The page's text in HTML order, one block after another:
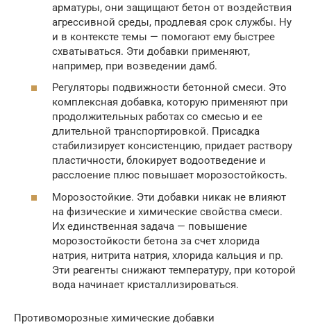
арматуры, они защищают бетон от воздействия
агрессивной среды, продлевая срок службы. Ну
и в контексте темы — помогают ему быстрее
схватываться. Эти добавки применяют,
например, при возведении дамб.
Регуляторы подвижности бетонной смеси. Это
комплексная добавка, которую применяют при
продолжительных работах со смесью и ее
длительной транспортировкой. Присадка
стабилизирует консистенцию, придает раствору
пластичности, блокирует водоотведение и
расслоение плюс повышает морозостойкость.
Морозостойкие. Эти добавки никак не влияют
на физические и химические свойства смеси.
Их единственная задача — повышение
морозостойкости бетона за счет хлорида
натрия, нитрита натрия, хлорида кальция и пр.
Эти реагенты снижают температуру, при которой
вода начинает кристаллизироваться.
Противоморозные химические добавки